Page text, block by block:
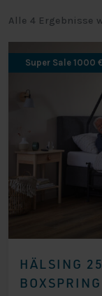
Alle 4 Ergebnisse
HÄLSING
Super Sale 1000